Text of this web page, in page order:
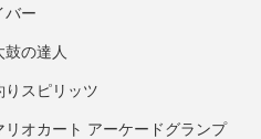
バー
鼓の達人
りスピリッツ
リオカート アーケードグランプ